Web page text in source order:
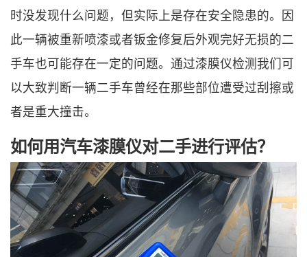
时没发现什么问题，但实际上是存在安全隐患的。因
此一辆被重新喷漆或者钣金修复后外观完好无损的二
手车也可能存在一定的问题。通过漆膜仪检测我们可
以大致判断一辆二手车曾经在那些部位遭受过刮擦或
者是重大撞击。
如何用汽车漆膜仪对二手进行评估？